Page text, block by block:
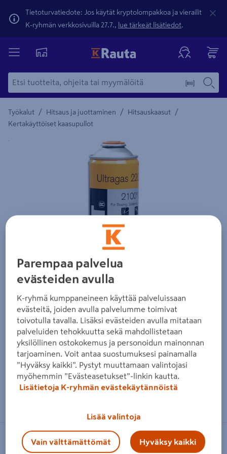
Tietoturvatiedote: Jos käytät kryptolompakkoa ja vierailit
K-ryhmän verkkosivuilla 27.7., lue tärkeät lisätiedot.
Työkalut / Hitsaus ja juottaminen / Hitsauskaasut /
Kertakäyttöiset kaasupullot
Yksityiskohtainen kuvaus löytyy Tuotteen kuvaus -
Zoomaa kuvaa sormilla kosketusnäytöllä
SIEVERT
Parempaa palvelua
evästeiden avulla
K-ryhmä kumppaneineen käyttää palveluissaan
evästeitä, joiden avulla palvelumme toimivat
toivotulla tavalla. Lisäksi evästeiden avulla mitataan
palveluiden tehokkuutta sekä mahdollistetaan
yksilöllinen ostokokemus ja personoidun mainonnan
tarjoaminen. Voit antaa suostumuksesi painamalla
”Hyväksy kaikki”. Pystyt muuttamaan valintojasi
myöhemmin ”Evästeasetukset”-linkin kautta.
Lisätietoja K-ryhmän evästekäytännöistä
Lisää valintoja
Vain välttämättömät Hyväksy kaikki